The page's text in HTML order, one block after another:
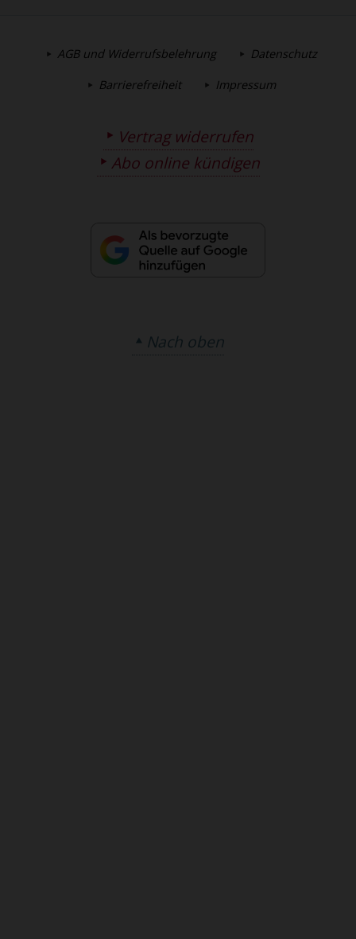
AGB und Widerrufsbelehrung Datenschutz
Barrierefreiheit Impressum
Vertrag widerrufen
Abo online kündigen
Nach oben